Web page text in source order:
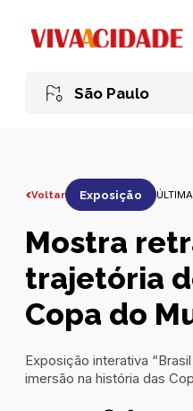
São Paulo
Voltar Exposição
Mostra
trajetória
Copa do
Exposição interativa
imersão na história das